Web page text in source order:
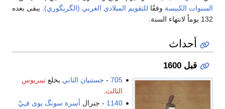
السنوات الكبيسة وفقًا للتقويم الميلادي الغربي (الگريگوري) . يبقى بعده
132 يوماً لانتهاء السنة.
أحداث
قبل 1600
705
- جستنيان الثاني يخلع تيبريوس
الثالث
1140 - جنرال أسرة سونگ يوى فـِيْ